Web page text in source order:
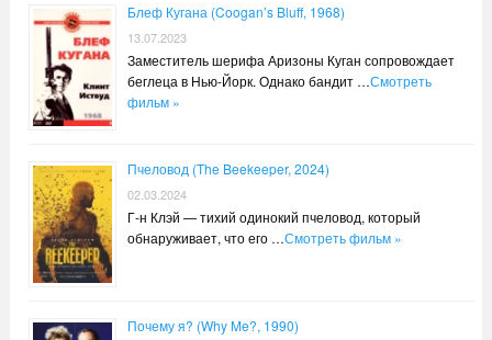
Блеф Кугана (Coogan’s Bluff, 1968)
13.07.2023
Заместитель шерифа Аризоны Куган сопровождает
беглеца в Нью-Йорк. Однако бандит …Смотреть
фильм »
Пчеловод (The Beekeeper, 2024)
02.03.2024
Г-н Клэй — тихий одинокий пчеловод, который
обнаруживает, что его …Смотреть фильм »
Почему я? (Why Me?, 1990)